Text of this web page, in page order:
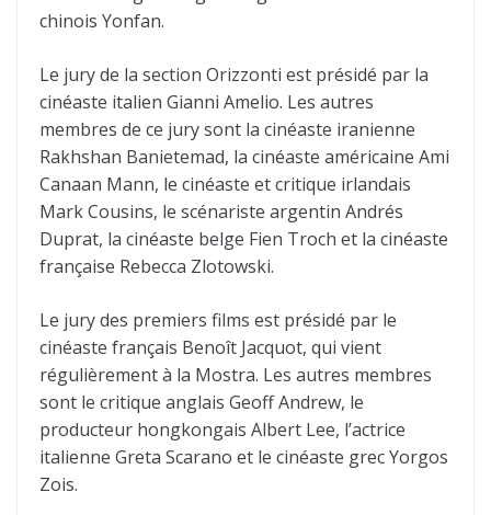
chinois Yonfan.
Le jury de la section Orizzonti est présidé par la
cinéaste italien Gianni Amelio. Les autres
membres de ce jury sont la cinéaste iranienne
Rakhshan Banietemad, la cinéaste américaine Ami
Canaan Mann, le cinéaste et critique irlandais
Mark Cousins, le scénariste argentin Andrés
Duprat, la cinéaste belge Fien Troch et la cinéaste
française Rebecca Zlotowski.
Le jury des premiers films est présidé par le
cinéaste français Benoît Jacquot, qui vient
régulièrement à la Mostra. Les autres membres
sont le critique anglais Geoff Andrew, le
producteur hongkongais Albert Lee, l’actrice
italienne Greta Scarano et le cinéaste grec Yorgos
Zois.